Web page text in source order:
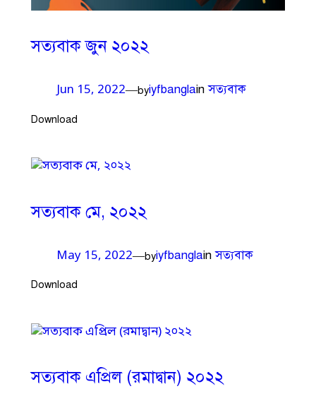
সত্যবাক জুন ২০২২
Jun 15, 2022—byiyfbanglainসত্যবাক
Download
সত্যবাক মে, ২০২২
May 15, 2022—byiyfbanglainসত্যবাক
Download
সত্যবাক এপ্রিল (রমাদ্বান) ২০২২